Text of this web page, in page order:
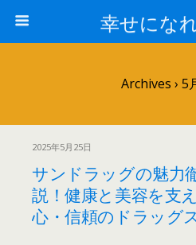
幸せにな
Archives › 5
2025年5月25日
サンドラッグの魅力
説！健康と美容を支
心・信頼のドラッグ